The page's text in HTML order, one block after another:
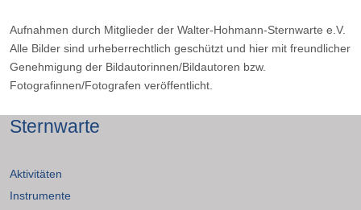
Datum: 23.08.2015 12:40
Aufnahmen durch Mitglieder der Walter-Hohmann-Sternwarte e.V.
Alle Bilder sind urheberrechtlich geschützt und hier mit freundlicher
Genehmigung der Bildautorinnen/Bildautoren bzw.
Fotografinnen/Fotografen veröffentlicht.
Sternwarte
Aktivitäten
Instrumente